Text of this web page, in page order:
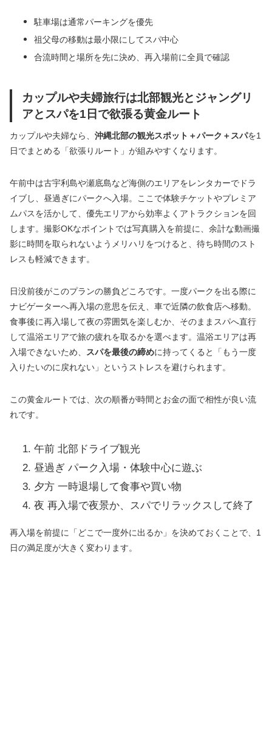
駐車場は通常パーキングを優先
祖父母の移動は最小限にしてスパ中心
合流時間と場所を先に決め、再入場前に全員で確認
カップルや夫婦旅行は北部観光とジャングリ
アとスパを1日で欲張る黄金ルート
カップルや夫婦なら、 沖縄北部の観光スポット＋パーク＋スパを1
日でまとめる「欲張りルート」が組みやすくなります。
午前中は古宇利島や瀬底島など海側のエリアをレンタカーでドラ
イブし、昼過ぎにパークへ入場。ここで体験チケットやプレミア
ムパスを活かして、優先エリアから効率よくアトラクションを回
します。撮影OKなポイントでは写真購入を前提に、余計な動画撮
影に時間を取られないようメリハリをつけると、待ち時間のスト
レスも軽減できます。
日没前後がこのプランの勝負どころです。一度パークを出る際に
ナビゲーターへ再入場の意思を伝え、車で近隣の飲食店へ移動。
食事後に再入場して夜の雰囲気を楽しむか、そのままスパへ直行
して温浴エリアで旅の疲れを取るかを選べます。温浴エリアは再
入場できないため、 スパを最後の締めに持ってくると「もう一度
入りたいのに戻れない」というストレスを避けられます。
この黄金ルートでは、次の順番が時間とお金の面で相性が良い流
れです。
午前 北部ドライブ観光
昼過ぎ パーク入場・体験中心に遊ぶ
夕方 一時退場して食事や買い物
夜 再入場で夜景か、スパでリラックスして終了
再入場を前提に「どこで一度外に出るか」を決めておくことで、1
日の満足度が大きく変わります。